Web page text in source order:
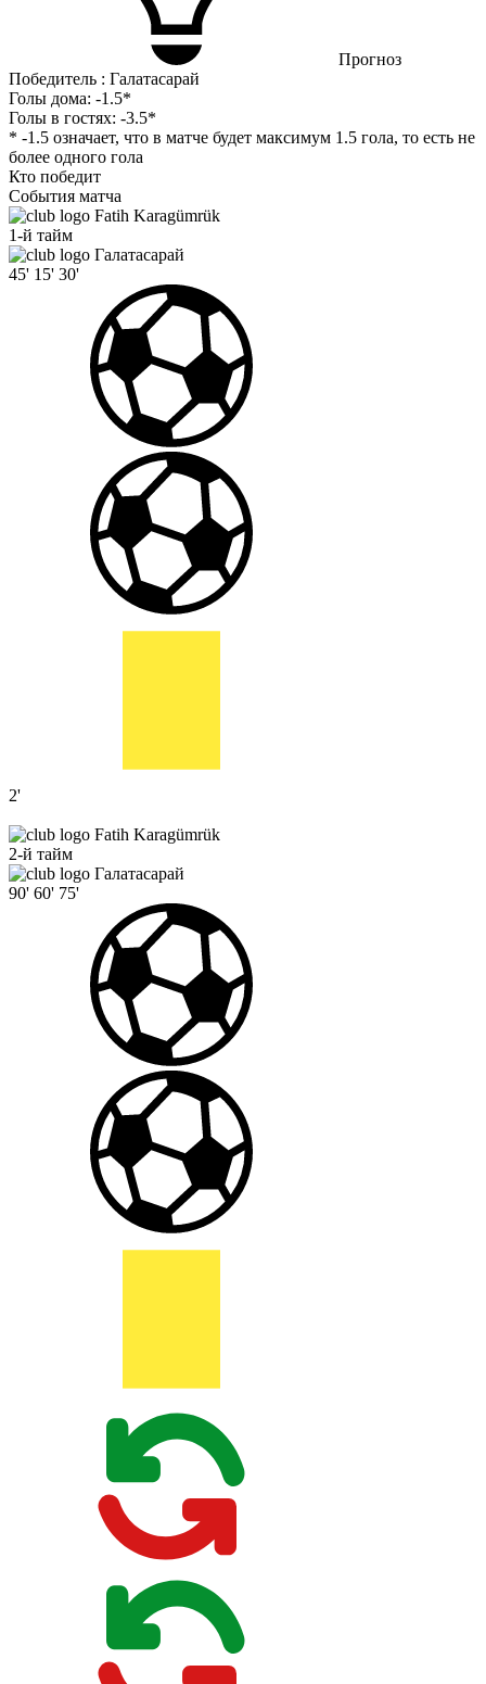
Прогноз
Победитель : Галатасарай
Голы дома: -1.5*
Голы в гостях: -3.5*
* -1.5 означает, что в матче будет максимум 1.5 гола, то есть не
более одного гола
Кто победит
События матча
Fatih Karagümrük
1-й тайм
Галатасарай
45' 15' 30'
2'
Fatih Karagümrük
2-й тайм
Галатасарай
90' 60' 75'